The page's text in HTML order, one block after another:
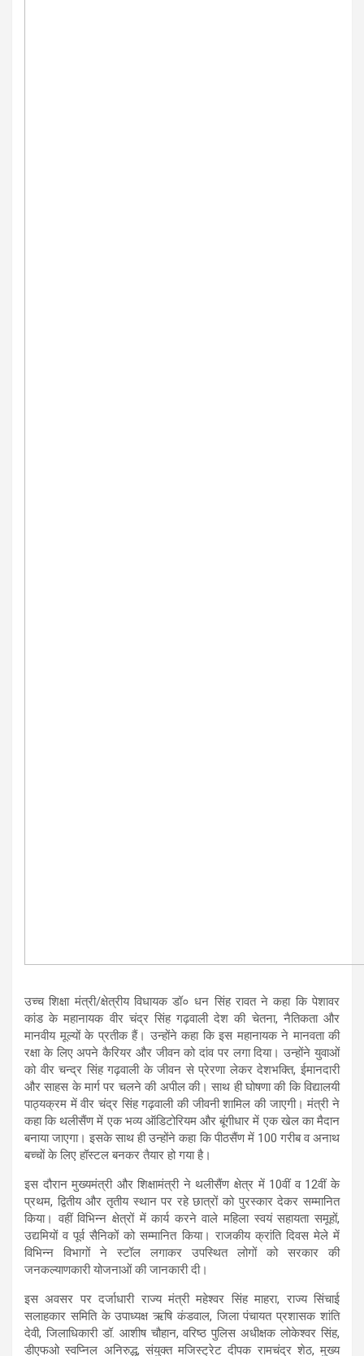
उच्च शिक्षा मंत्री/क्षेत्रीय विधायक डॉ० धन सिंह रावत ने कहा कि पेशावर
कांड के महानायक वीर चंद्र सिंह गढ़वाली देश की चेतना, नैतिकता और
मानवीय मूल्यों के प्रतीक हैं। उन्होंने कहा कि इस महानायक ने मानवता की
रक्षा के लिए अपने कैरियर और जीवन को दांव पर लगा दिया। उन्होंने युवाओं
को वीर चन्द्र सिंह गढ़वाली के जीवन से प्रेरणा लेकर देशभक्ति, ईमानदारी
और साहस के मार्ग पर चलने की अपील की। साथ ही घोषणा की कि विद्यालयी
पाठ्यक्रम में वीर चंद्र सिंह गढ़वाली की जीवनी शामिल की जाएगी। मंत्री ने
कहा कि थलीसैंण में एक भव्य ऑडिटोरियम और बूंगीधार में एक खेल का मैदान
बनाया जाएगा। इसके साथ ही उन्होंने कहा कि पीठसैंण में 100 गरीब व अनाथ
बच्चों के लिए हॉस्टल बनकर तैयार हो गया है।
इस दौरान मुख्यमंत्री और शिक्षामंत्री ने थलीसैंण क्षेत्र में 10वीं व 12वीं के
प्रथम, द्वितीय और तृतीय स्थान पर रहे छात्रों को पुरस्कार देकर सम्मानित
किया। वहीं विभिन्न क्षेत्रों में कार्य करने वाले महिला स्वयं सहायता समूहों,
उद्यमियों व पूर्व सैनिकों को सम्मानित किया। राजकीय क्रांति दिवस मेले में
विभिन्न विभागों ने स्टॉल लगाकर उपस्थित लोगों को सरकार की
जनकल्याणकारी योजनाओं की जानकारी दी।
इस अवसर पर दर्जाधारी राज्य मंत्री महेश्वर सिंह माहरा, राज्य सिंचाई
सलाहकार समिति के उपाध्यक्ष ऋषि कंडवाल, जिला पंचायत प्रशासक शांति
देवी, जिलाधिकारी डॉ. आशीष चौहान, वरिष्ठ पुलिस अधीक्षक लोकेश्वर सिंह,
डीएफओ स्वप्निल अनिरुद्ध, संयुक्त मजिस्ट्रेट दीपक रामचंद्र शेठ, मुख्य